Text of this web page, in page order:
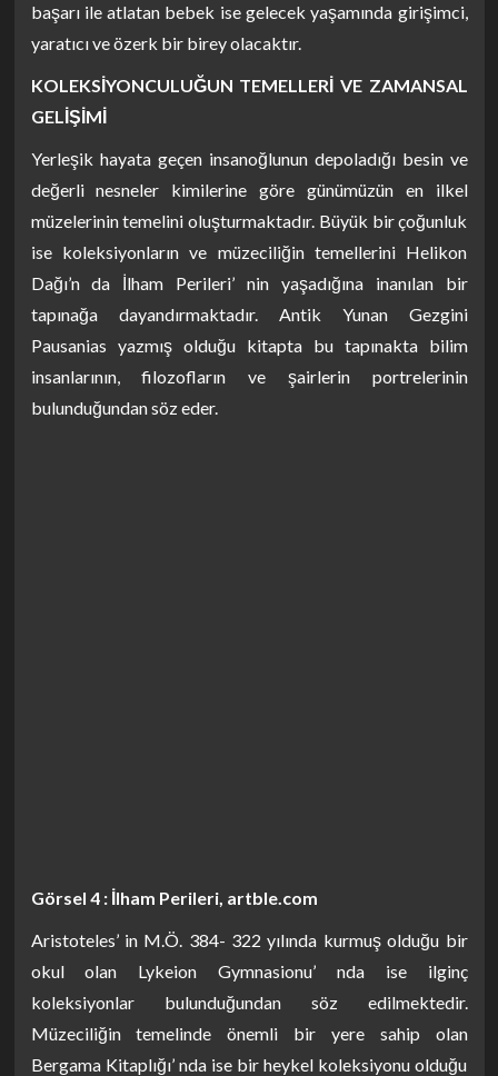
başarı ile atlatan bebek ise gelecek yaşamında girişimci,
yaratıcı ve özerk bir birey olacaktır.
KOLEKSİYONCULUĞUN TEMELLERİ VE ZAMANSAL
GELİŞİMİ
Yerleşik hayata geçen insanoğlunun depoladığı besin ve
değerli nesneler kimilerine göre günümüzün en ilkel
müzelerinin temelini oluşturmaktadır. Büyük bir çoğunluk
ise koleksiyonların ve müzeciliğin temellerini Helikon
Dağı’n da İlham Perileri’ nin yaşadığına inanılan bir
tapınağa dayandırmaktadır. Antik Yunan Gezgini
Pausanias yazmış olduğu kitapta bu tapınakta bilim
insanlarının, filozofların ve şairlerin portrelerinin
bulunduğundan söz eder.
Görsel 4 : İlham Perileri, artble.com
Aristoteles’ in M.Ö. 384- 322 yılında kurmuş olduğu bir
okul olan Lykeion Gymnasionu’ nda ise ilginç
koleksiyonlar bulunduğundan söz edilmektedir.
Müzeciliğin temelinde önemli bir yere sahip olan
Bergama Kitaplığı’ nda ise bir heykel koleksiyonu olduğu